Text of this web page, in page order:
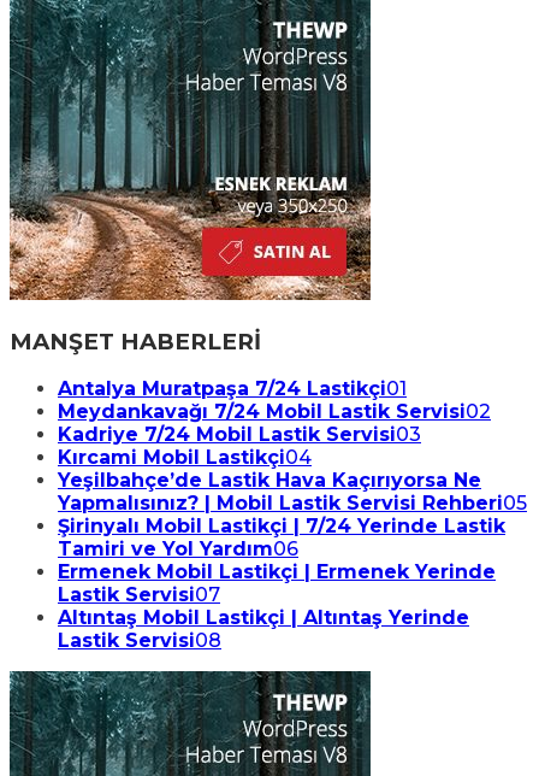
MANŞET HABERLERİ
Antalya Muratpaşa 7/24 Lastikçi01
Meydankavağı 7/24 Mobil Lastik Servisi02
Kadriye 7/24 Mobil Lastik Servisi03
Kırcami Mobil Lastikçi04
Yeşilbahçe’de Lastik Hava Kaçırıyorsa Ne
Yapmalısınız? | Mobil Lastik Servisi Rehberi05
Şirinyalı Mobil Lastikçi | 7/24 Yerinde Lastik
Tamiri ve Yol Yardım06
Ermenek Mobil Lastikçi | Ermenek Yerinde
Lastik Servisi07
Altıntaş Mobil Lastikçi | Altıntaş Yerinde
Lastik Servisi08